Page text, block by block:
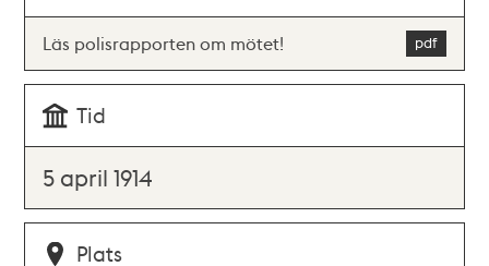
Läs polisrapporten om mötet!
Tid
5 april 1914
Plats